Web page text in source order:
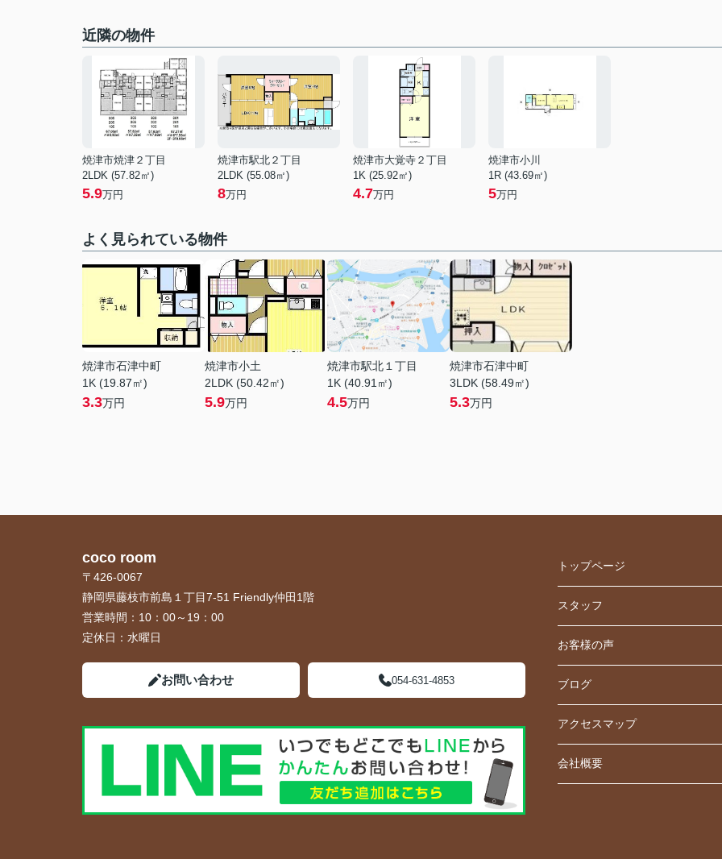
近隣の物件
焼津市焼津２丁目
2LDK (57.82㎡)
5.9万円
焼津市駅北２丁目
2LDK (55.08㎡)
8万円
焼津市大覚寺２丁目
1K (25.92㎡)
4.7万円
焼津市小川
1R (43.69㎡)
5万円
よく見られている物件
焼津市石津中町
1K (19.87㎡)
3.3万円
焼津市小土
2LDK (50.42㎡)
5.9万円
焼津市駅北１丁目
1K (40.91㎡)
4.5万円
焼津市石津中町
3LDK (58.49㎡)
5.3万円
coco room
〒426-0067
静岡県藤枝市前島１丁目7-51 Friendly仲田1階
営業時間： 10：00～19：00
定休日： 水曜日
お問い合わせ 054-631-4853
トップページ
スタッフ
お客様の声
ブログ
アクセスマップ
会社概要